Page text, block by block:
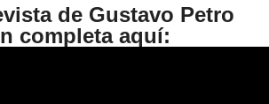
de Gustavo Petro
completa aquí: